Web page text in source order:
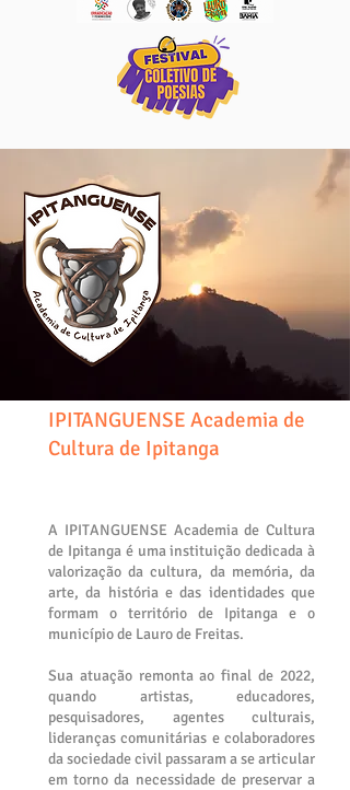
IPITANGUENSE Academia de
Cultura de Ipitanga
A IPITANGUENSE Academia de Cultura
de Ipitanga é uma instituição dedicada à
valorização da cultura, da memória, da
arte, da história e das identidades que
formam o território de Ipitanga e o
município de Lauro de Freitas.
Sua atuação remonta ao final de 2022,
quando artistas, educadores,
pesquisadores, agentes culturais,
lideranças comunitárias e colaboradores
da sociedade civil passaram a se articular
em torno da necessidade de preservar a